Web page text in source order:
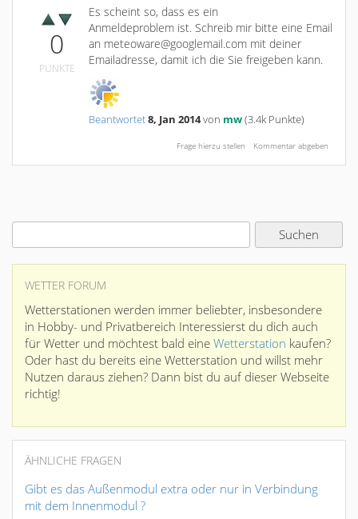
0
PUNKTE
Es scheint so, dass es ein
Anmeldeproblem ist. Schreib mir bitte eine Email
an meteoware@googlemail.com mit deiner
Emailadresse, damit ich die Sie freigeben kann.
Beantwortet8, Jan 2014von mw(3.4k Punkte)
WETTER FORUM
Wetterstationen werden immer beliebter, insbesondere
in Hobby- und Privatbereich Interessierst du dich auch
für Wetter und möchtest bald eine Wetterstation kaufen?
Oder hast du bereits eine Wetterstation und willst mehr
Nutzen daraus ziehen? Dann bist du auf dieser Webseite
richtig!
ÄHNLICHE FRAGEN
Gibt es das Außenmodul extra oder nur in Verbindung
mit dem Innenmodul ?